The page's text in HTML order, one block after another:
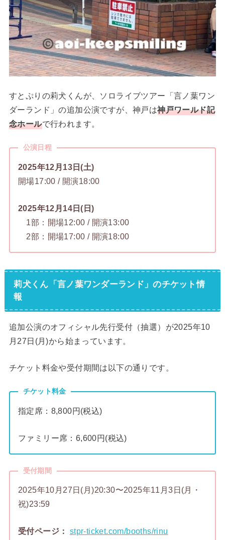
すとぷりの莉犬くんが、ソロライブツアー「言ノ葉ワン
ダーランド」の追加公演ですが、神戸は神戸ワールド記
念ホールで行われます。
公演日程
2025年12月13日(土)
開場17:00 / 開演18:00
2025年12月14日(日)
1部：開場12:00 / 開演13:00
2部：開場17:00 / 開演18:00
莉犬くん「言ノ葉ワンダーランド」のチケット情
報
追加公演のオフィシャル先行受付（抽選）が2025年10
月27日(月)から始まっています。
チケット料金や受付期間は以下の通りです。
チケット料金
指定席：8,800円(税込)
ファミリー席：6,600円(税込)
受付期間
2025年10月27日(月)20:30〜2025年11月3日(月・
祝)23:59
受付ページ： stpr-ticket.com/booths/rinu